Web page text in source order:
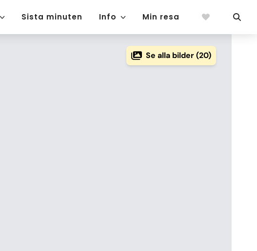
Sista minuten Info Min resa
Se alla bilder (20)